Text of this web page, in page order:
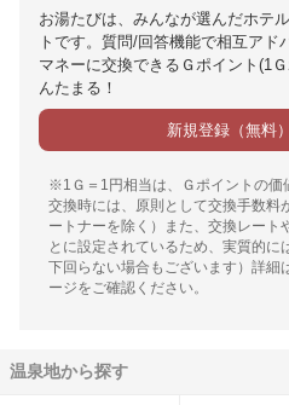
お湯たびは、みんなが選んだホテ
トです。質問/回答機能で相互ア
マネーに交換できるＧポイント(1
んたまる！
新規登録（無料
※1Ｇ＝1円相当は、Ｇポイントの価
交換時には、原則として交換手数料
ートナーを除く）また、交換レート
とに設定されているため、実質的に
下回らない場合もございます）詳
ージをご確認ください。
温泉地から探す